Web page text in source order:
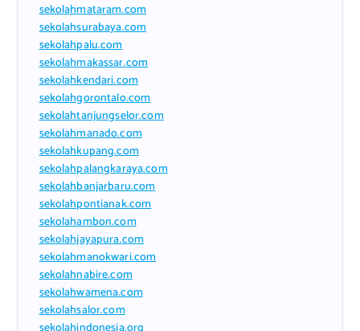
sekolahmataram.com
sekolahsurabaya.com
sekolahpalu.com
sekolahmakassar.com
sekolahkendari.com
sekolahgorontalo.com
sekolahtanjungselor.com
sekolahmanado.com
sekolahkupang.com
sekolahpalangkaraya.com
sekolahbanjarbaru.com
sekolahpontianak.com
sekolahambon.com
sekolahjayapura.com
sekolahmanokwari.com
sekolahnabire.com
sekolahwamena.com
sekolahsalor.com